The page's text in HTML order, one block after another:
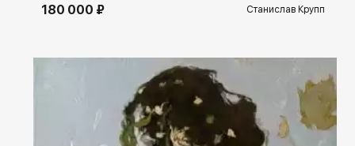
180 000 ₽ Станислав Крупп